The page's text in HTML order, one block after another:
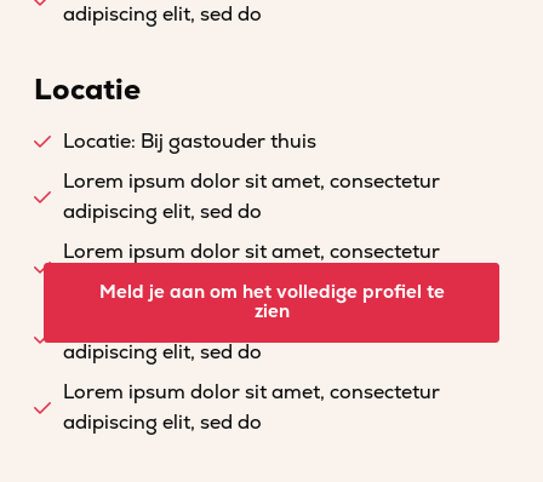
adipiscing elit, sed do
Locatie
Locatie: Bij gastouder thuis
Lorem ipsum dolor sit amet, consectetur
adipiscing elit, sed do
Lorem ipsum dolor sit amet, consectetur
adipiscing elit, sed do
Lorem ipsum dolor sit amet, consectetur
adipiscing elit, sed do
Lorem ipsum dolor sit amet, consectetur
adipiscing elit, sed do
Meld je aan om het volledige profiel te
zien